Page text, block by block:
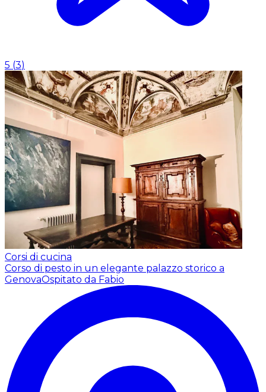
5 (3)
Corsi di cucina
Corso di pesto in un elegante palazzo storico a
GenovaOspitato da Fabio